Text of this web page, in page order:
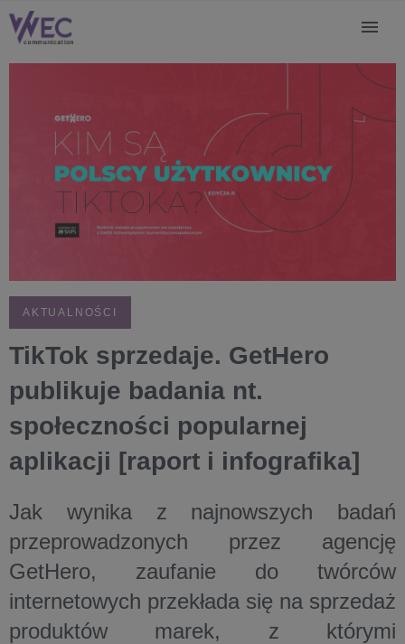
AKTUALNOŚCI
TikTok sprzedaje. GetHero
publikuje badania nt.
społeczności popularnej
aplikacji [raport i infografika]
Jak wynika z najnowszych badań
przeprowadzonych przez agencję
GetHero, zaufanie do twórców
internetowych przekłada się na sprzedaż
produktów marek, z którymi